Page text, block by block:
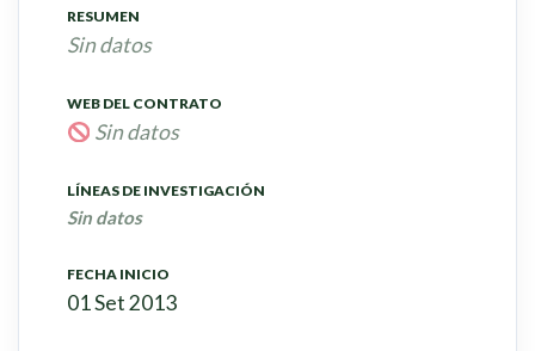
RESUMEN
Sin datos
WEB DEL CONTRATO
Sin datos
LÍNEAS DE INVESTIGACIÓN
Sin datos
FECHA INICIO
01 Set 2013